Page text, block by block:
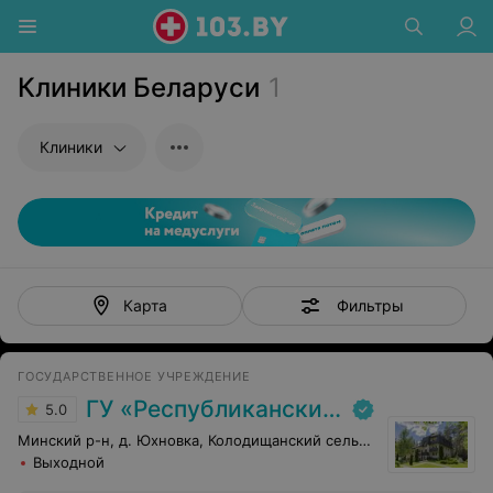
Клиники Беларуси 1
Клиники
Карта Фильтры
ГОСУДАРСТВЕННОЕ УЧРЕЖДЕНИЕ
5.0 ГУ «Республиканский научно-практический центр медицинской экспертизы и реабилитаци»
Минский р-н, д. Юхновка, Колодищанский сельсовет, 93
Выходной